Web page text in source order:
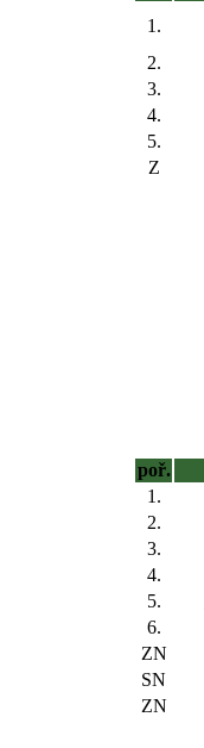
1.
2.
3.
4.
5.
Z
poř.
1.
2.
3.
4.
5.
6.
ZN
SN
ZN